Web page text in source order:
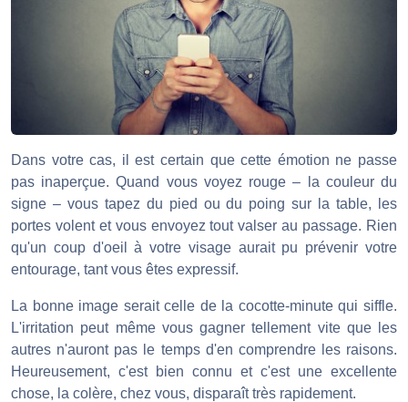
Dans votre cas, il est certain que cette émotion ne passe
pas inaperçue. Quand vous voyez rouge – la couleur du
signe – vous tapez du pied ou du poing sur la table, les
portes volent et vous envoyez tout valser au passage. Rien
qu'un coup d'oeil à votre visage aurait pu prévenir votre
entourage, tant vous êtes expressif.
La bonne image serait celle de la cocotte-minute qui siffle.
L'irritation peut même vous gagner tellement vite que les
autres n'auront pas le temps d'en comprendre les raisons.
Heureusement, c'est bien connu et c'est une excellente
chose, la colère, chez vous, disparaît très rapidement.